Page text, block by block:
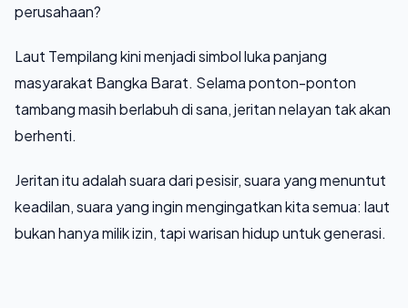
perusahaan?
Laut Tempilang kini menjadi simbol luka panjang
masyarakat Bangka Barat. Selama ponton-ponton
tambang masih berlabuh di sana, jeritan nelayan tak akan
berhenti.
Jeritan itu adalah suara dari pesisir, suara yang menuntut
keadilan, suara yang ingin mengingatkan kita semua: laut
bukan hanya milik izin, tapi warisan hidup untuk generasi.